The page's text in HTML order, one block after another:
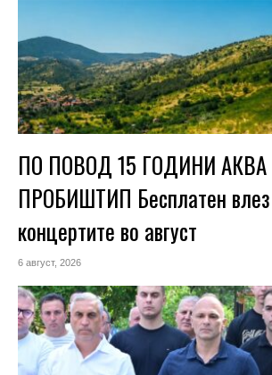
ПО ПОВОД 15 ГОДИНИ
ПРОБИШТИП Бесплатен
концертите во август
6 август, 2026